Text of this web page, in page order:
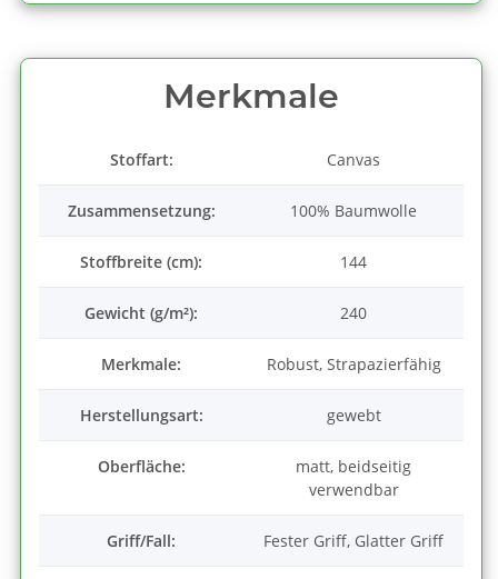
Merkmale
Stoffart: Canvas
Zusammensetzung: 100% Baumwolle
Stoffbreite (cm): 144
Gewicht (g/m²): 240
Merkmale: Robust, Strapazierfähig
Herstellungsart: gewebt
Oberfläche:
matt, beidseitig
verwendbar
Griff/Fall: Fester Griff, Glatter Griff